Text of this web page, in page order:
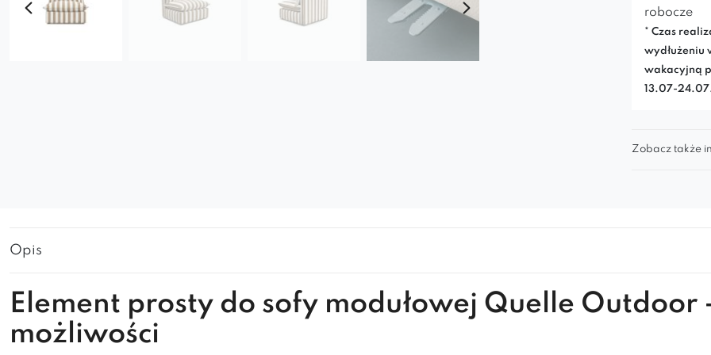
Stabilna
Pełna
Świetna
robocze
* Czas
wydłużeniu
wakacyjną
13.07-
Zobacz także
Opis
Element prosty do sofy modułowej Quelle
możliwości